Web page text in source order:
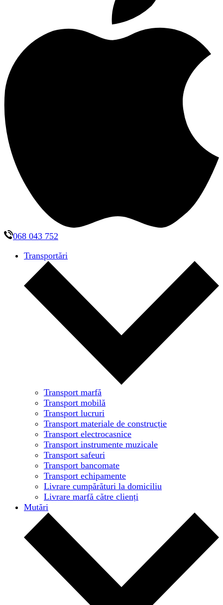
068 043 752
Transportări
Transport marfă
Transport mobilă
Transport lucruri
Transport materiale de construcție
Transport electrocasnice
Transport instrumente muzicale
Transport safeuri
Transport bancomate
Transport echipamente
Livrare cumpărături la domiciliu
Livrare marfă către clienți
Mutări